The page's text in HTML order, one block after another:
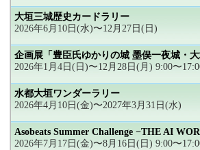
大垣三城歴史カードラリー
2026年6月10日(水)〜12月27日(日)
企画展「豊臣氏ゆかりの城 墨俣一夜城・大
2026年1月4日(日)〜12月28日(月) 9:00〜
水都大垣ワンダーラリー
2026年4月10日(金)〜2027年3月31日(水)
Asobeats Summer Challenge −THE AI
2026年7月17日(金)〜8月16日(日) 9:00〜